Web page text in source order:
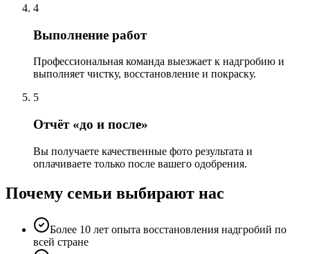
4
Выполнение работ
Профессиональная команда выезжает к надгробию и
выполняет чистку, восстановление и покраску.
5
Отчёт «до и после»
Вы получаете качественные фото результата и
оплачиваете только после вашего одобрения.
Почему семьи выбирают нас
Более 10 лет опыта восстановления надгробий по
всей стране